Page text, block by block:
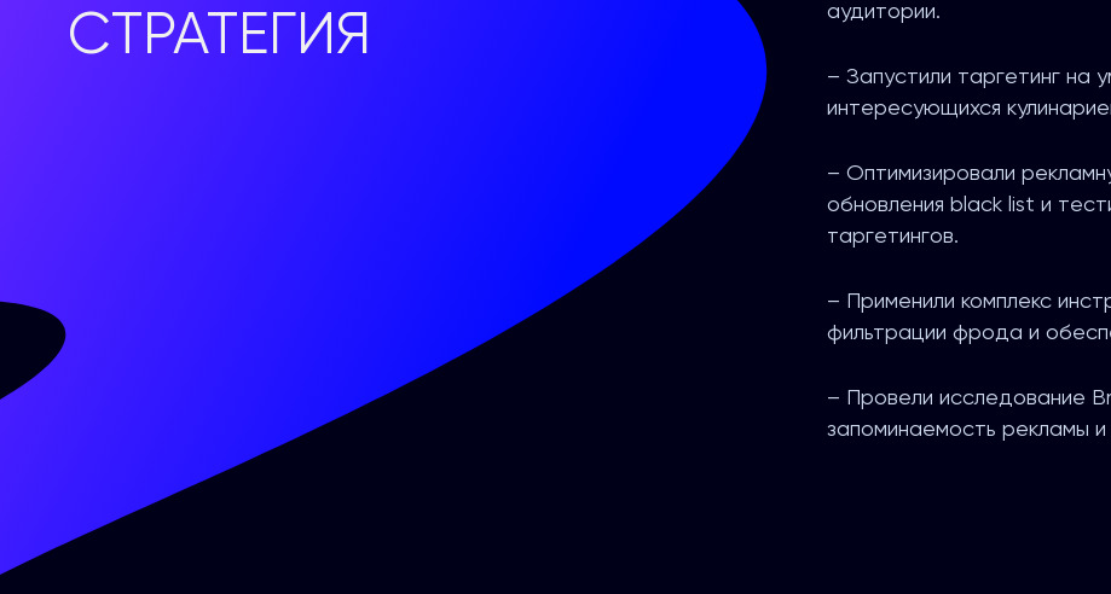
СТРАТЕГИЯ
аудитории.
– Запустили таргетинг на
интересующихся
– Оптимизировали
обновления black list и
таргетингов.
– Применили комплекс
фильтрации фрода и
– Провели исследование
запоминаемость рекламы